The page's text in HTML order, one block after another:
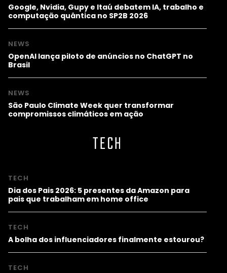
Google, Nvidia, Gupy e Itaú debatem IA, trabalho e
computação quântica no SP2B 2026
NEWS
OpenAI lança piloto de anúncios no ChatGPT no
Brasil
NEWS
São Paulo Climate Week quer transformar
compromissos climáticos em ação
TECH
TECH
Dia dos Pais 2026: 5 presentes da Amazon para
pais que trabalham em home office
TECH
A bolha dos influenciadores finalmente estourou?
TECH